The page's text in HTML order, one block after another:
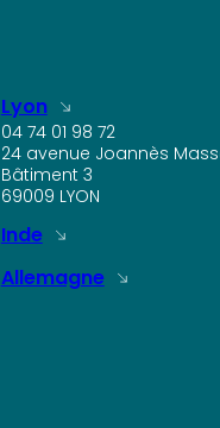
Lyon
04 74 01 98 72
24 avenue Joannès
Bâtiment 3
69009 LYON
Inde
Allemagne